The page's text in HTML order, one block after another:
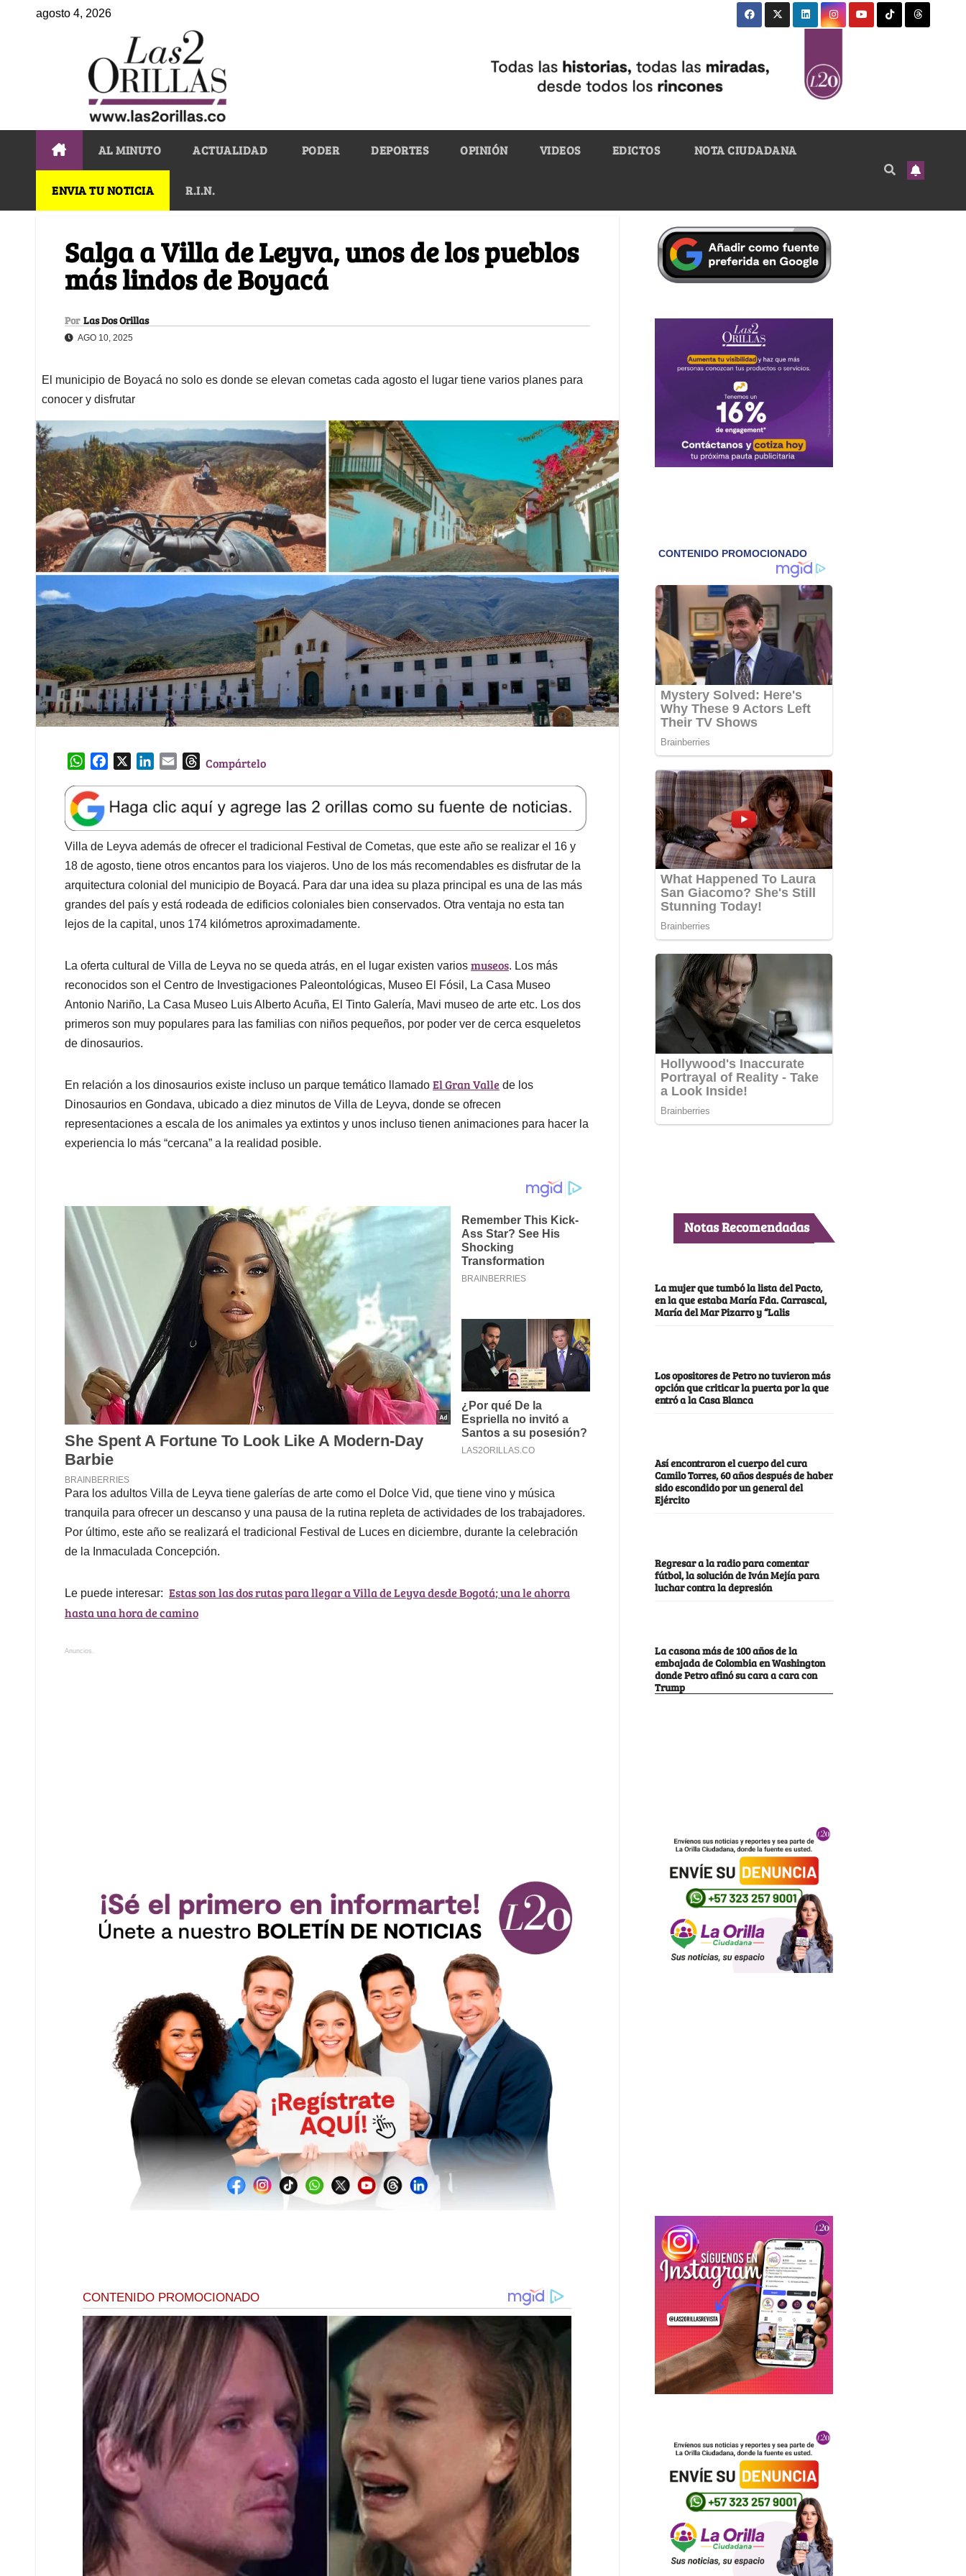
agosto 4, 2026
AL MINUTO ACTUALIDAD PODER DEPORTES OPINIÓN VIDEOS EDICTOS NOTA CIUDADANA
ENVIA TU NOTICIA R.I.N.
Salga a Villa de Leyva, unos de los pueblos
más lindos de Boyacá
Por Las Dos Orillas
AGO 10, 2025
El municipio de Boyacá no solo es donde se elevan cometas cada agosto el lugar tiene varios planes para
conocer y disfrutar
W
a
t
s
A
p
p
e
b
o
o
k
k
e
d
I
n
l
T
e
a
d
s
Compártelo
Villa de Leyva además de ofrecer el tradicional Festival de Cometas, que este año se realizar el 16 y
18 de agosto, tiene otros encantos para los viajeros. Uno de los más recomendables es disfrutar de la
arquitectura colonial del municipio de Boyacá. Para dar una idea su plaza principal es una de las más
grandes del país y está rodeada de edificios coloniales bien conservados. Otra ventaja no esta tan
lejos de la capital, unos 174 kilómetros aproximadamente.
La oferta cultural de Villa de Leyva no se queda atrás, en el lugar existen varios museos. Los más
reconocidos son el Centro de Investigaciones Paleontológicas, Museo El Fósil, La Casa Museo
Antonio Nariño, La Casa Museo Luis Alberto Acuña, El Tinto Galería, Mavi museo de arte etc. Los dos
primeros son muy populares para las familias con niños pequeños, por poder ver de cerca esqueletos
de dinosaurios.
En relación a los dinosaurios existe incluso un parque temático llamado El Gran Valle de los
Dinosaurios en Gondava, ubicado a diez minutos de Villa de Leyva, donde se ofrecen
representaciones a escala de los animales ya extintos y unos incluso tienen animaciones para hacer la
experiencia lo más “cercana” a la realidad posible.
Para los adultos Villa de Leyva tiene galerías de arte como el Dolce Vid, que tiene vino y música
tranquila para ofrecer un descanso y una pausa de la rutina repleta de actividades de los trabajadores.
Por último, este año se realizará el tradicional Festival de Luces en diciembre, durante la celebración
de la Inmaculada Concepción.
Le puede interesar: Estas son las dos rutas para llegar a Villa de Leyva desde Bogotá; una le ahorra
hasta una hora de camino
Anuncios.
Notas Recomendadas
La mujer que tumbó la lista del Pacto,
en la que estaba María Fda. Carrascal,
María del Mar Pizarro y “Lalis
Los opositores de Petro no tuvieron más
opción que criticar la puerta por la que
entró a la Casa Blanca
Así encontraron el cuerpo del cura
Camilo Torres, 60 años después de haber
sido escondido por un general del
Ejército
Regresar a la radio para comentar
fútbol, la solución de Iván Mejía para
luchar contra la depresión
La casona más de 100 años de la
embajada de Colombia en Washington
donde Petro afinó su cara a cara con
Trump